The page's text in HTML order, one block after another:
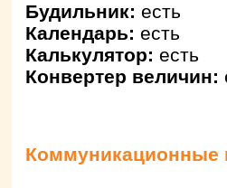
Будильник: есть
Календарь: есть
Калькулятор: есть
Конвертер величин:
Коммуникационные